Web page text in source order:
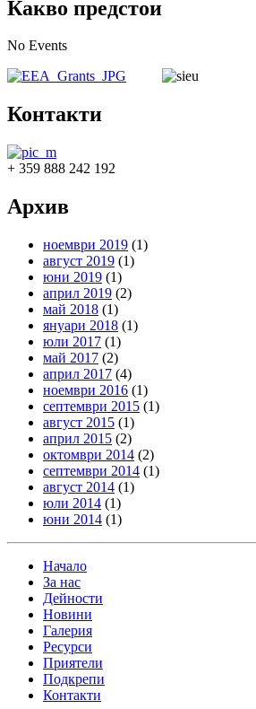
Какво предстои
No Events
Контакти
+ 359 888 242 192
Архив
ноември 2019 (1)
август 2019 (1)
юни 2019 (1)
април 2019 (2)
май 2018 (1)
януари 2018 (1)
юли 2017 (1)
май 2017 (2)
април 2017 (4)
ноември 2016 (1)
септември 2015 (1)
август 2015 (1)
април 2015 (2)
октомври 2014 (2)
септември 2014 (1)
август 2014 (1)
юли 2014 (1)
юни 2014 (1)
Начало
За нас
Дейности
Новини
Галерия
Ресурси
Приятели
Подкрепи
Контакти